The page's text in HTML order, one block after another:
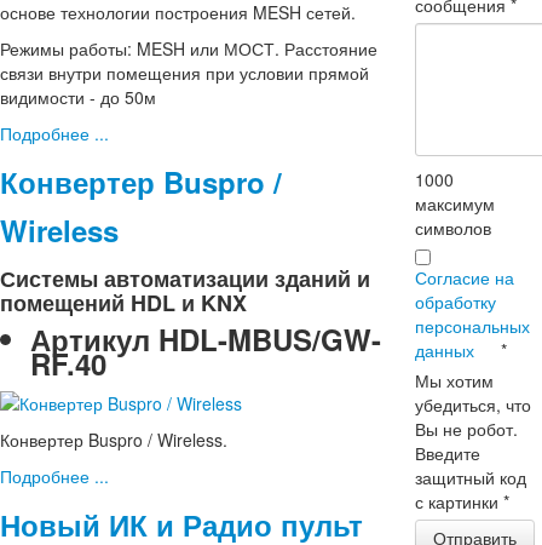
основе технологии построения MESH сетей.
Режимы работы: MESH или МОСТ. Расстояние
связи внутри помещения при условии прямой
видимости - до 50м
Подробнее ...
Конвертер Buspro /
Wireless
Системы автоматизации зданий и
помещений HDL и KNX
Артикул HDL-MBUS/GW-
RF.40
Конвертер Buspro / Wireless.
Подробнее ...
Новый ИК и Радио пульт
сообщения*
1000
максимум
символов
Согласие на
обработку
персональных
данных
*
Мы хотим
убедиться, что
Вы не робот.
Введите
защитный код
с картинки*
Отправить